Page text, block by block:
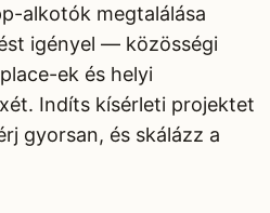
alkotók megtalálása
igényel — közösségi
ek és helyi
Indíts kísérleti projektet
gyorsan, és skálázz a